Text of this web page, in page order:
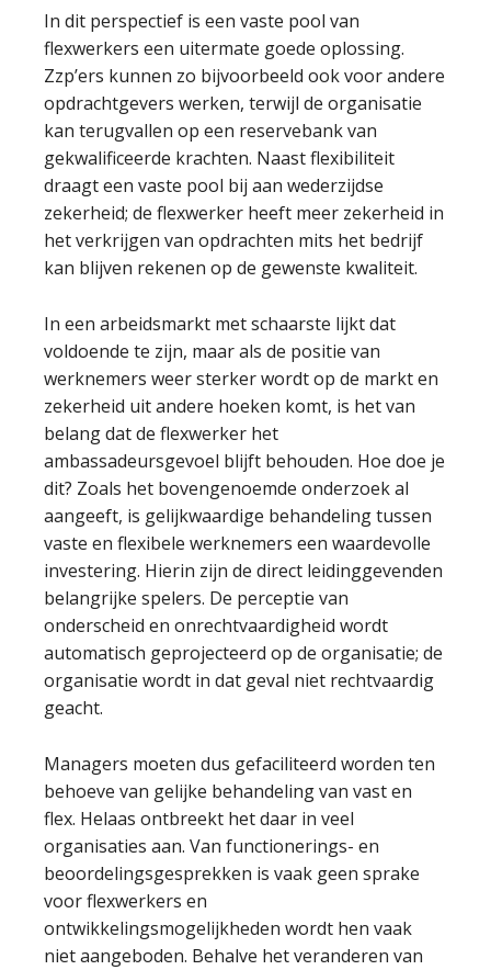
In dit perspectief is een vaste pool van
flexwerkers een uitermate goede oplossing.
Zzp’ers kunnen zo bijvoorbeeld ook voor andere
opdrachtgevers werken, terwijl de organisatie
kan terugvallen op een reservebank van
gekwalificeerde krachten. Naast flexibiliteit
draagt een vaste pool bij aan wederzijdse
zekerheid; de flexwerker heeft meer zekerheid in
het verkrijgen van opdrachten mits het bedrijf
kan blijven rekenen op de gewenste kwaliteit.
In een arbeidsmarkt met schaarste lijkt dat
voldoende te zijn, maar als de positie van
werknemers weer sterker wordt op de markt en
zekerheid uit andere hoeken komt, is het van
belang dat de flexwerker het
ambassadeursgevoel blijft behouden. Hoe doe je
dit? Zoals het bovengenoemde onderzoek al
aangeeft, is gelijkwaardige behandeling tussen
vaste en flexibele werknemers een waardevolle
investering. Hierin zijn de direct leidinggevenden
belangrijke spelers. De perceptie van
onderscheid en onrechtvaardigheid wordt
automatisch geprojecteerd op de organisatie; de
organisatie wordt in dat geval niet rechtvaardig
geacht.
Managers moeten dus gefaciliteerd worden ten
behoeve van gelijke behandeling van vast en
flex. Helaas ontbreekt het daar in veel
organisaties aan. Van functionerings- en
beoordelingsgesprekken is vaak geen sprake
voor flexwerkers en
ontwikkelingsmogelijkheden wordt hen vaak
niet aangeboden. Behalve het veranderen van